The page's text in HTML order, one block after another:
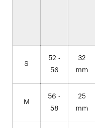
S
52 -
56
32
mm
M
56 -
58
25
mm